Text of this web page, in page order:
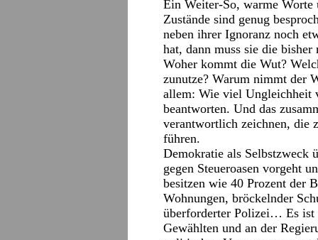
Ein Weiter-So, warme
Zustände sind genug
neben ihrer Ignoranz noch
hat, dann muss sie die
Woher kommt die Wut?
zunutze? Warum nimmt der
allem: Wie viel Ungleichheit
beantworten. Und das
verantwortlich zeichnen, die
führen.
Demokratie als Selbstzweck
gegen Steueroasen vorgeht
besitzen wie 40 Prozent der
Wohnungen, bröckelnder
überforderter Polizei… Es ist
Gewählten und an der